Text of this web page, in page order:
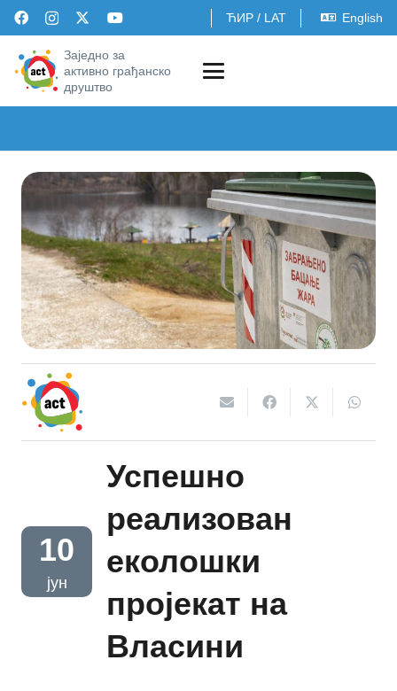
ЋИР / LAT English
Заједно за
активно грађанско
друштво
10
јун
Успешно
реализован
еколошки
пројекат на
Власини